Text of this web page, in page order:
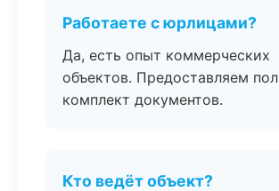
Работаете с юрлицами?
Да, есть опыт коммерческих
объектов. Предоставляем
комплект документов.
Кто ведёт объект?